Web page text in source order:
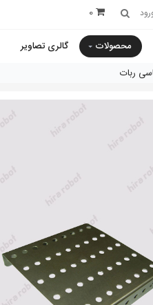
0
محصولات گالری تصاویر
ربات